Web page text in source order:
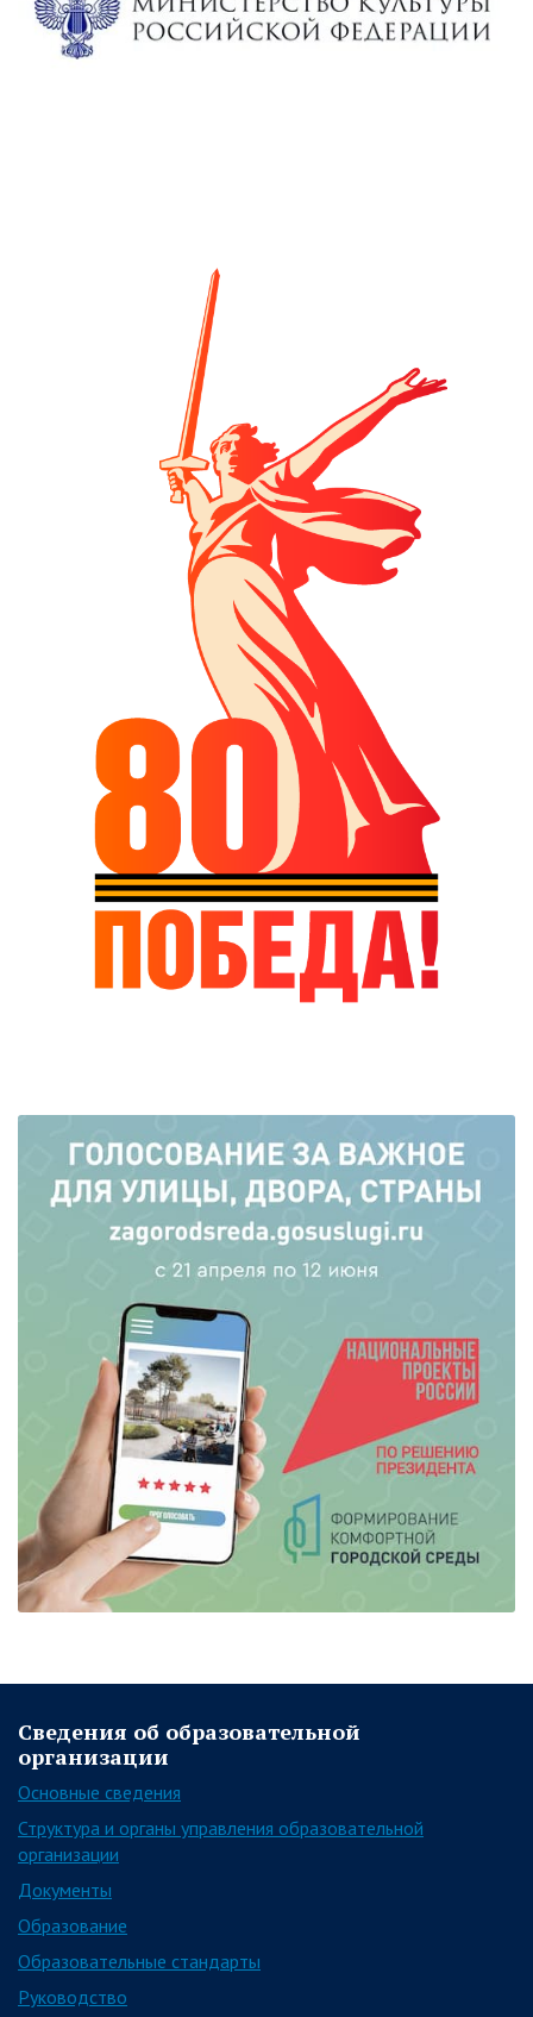
Сведения об образовательной
организации
Основные сведения
Структура и органы управления образовательной
организации
Документы
Образование
Образовательные стандарты
Руководство